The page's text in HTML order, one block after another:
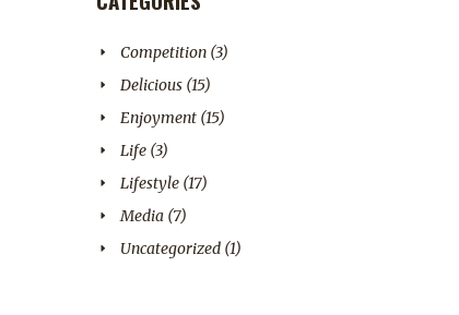
Competition (3)
Delicious (15)
Enjoyment (15)
Life (3)
Lifestyle (17)
Media (7)
Uncategorized (1)